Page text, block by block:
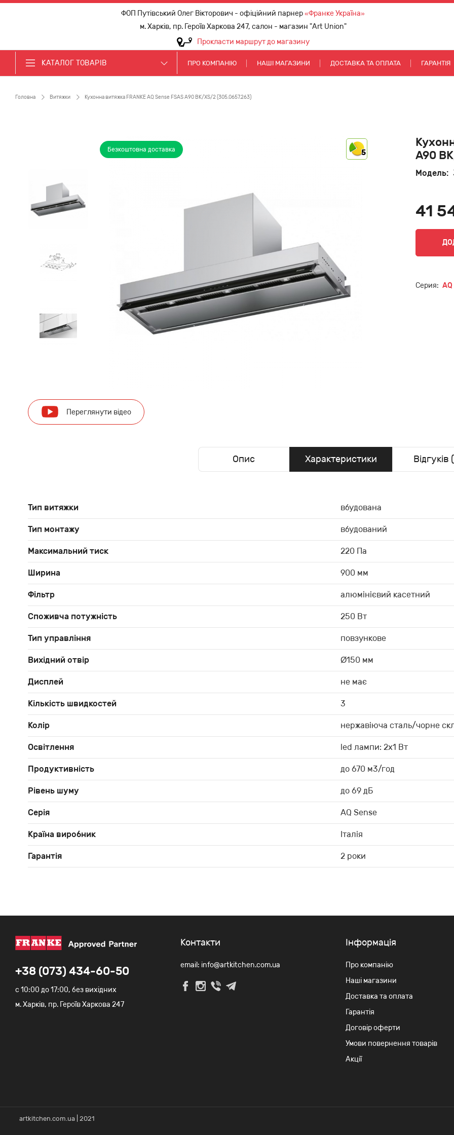
ФОП Путівський Олег Вікторович - офіційний парнер«Франке Україна»
м. Харків, пр. Героїв Харкова 247, салон - магазин "Art Union"
Прокласти маршрут до магазину
КАТАЛОГ ТОВАРІВ ПРО КОМПАНІЮ НАШІ МАГАЗИНИ ДОСТАВКА ТА ОПЛАТА ГАРАНТІЯ
Головна Витяжки Кухонна витяжка FRANKE AQ Sense FSAS A90 BK/XS/2 (305.0657.263)
Безкоштовна доставка 5
Переглянути відео
A90
Модель:
41
Серия:
Опис Характеристики Відгуків
Тип витяжки вбудована
Тип монтажу вбудований
Максимальний тиск 220 Па
Ширина 900 мм
Фільтр алюмінієвий касетний
Споживча потужність 250 Вт
Тип управління повзункове
Вихідний отвір Ø150 мм
Дисплей не має
Кількість швидкостей 3
Колір нержавіюча сталь/чорне
Освітлення led лампи: 2x1 Вт
Продуктивність до 670 м3/год
Рівень шуму до 69 дБ
Серія AQ Sense
Країна виробник Італія
Гарантія 2 роки
+38 (073) 434-60-50
c 10:00 до 17:00, без вихідних
м. Харків, пр. Героїв Харкова 247
Контакти
email: info@artkitchen.com.ua
Iнформація
Про компанію
Наші магазини
Доставка та оплата
Гарантія
Договір оферти
Умови повернення товарів
Акції
artkitchen.com.ua | 2021